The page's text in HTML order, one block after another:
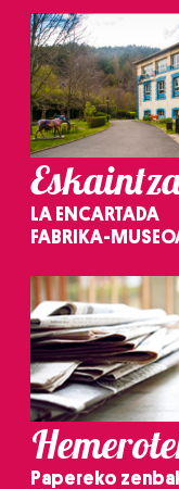
LA ENCARTADA
FABRIKA-
Papereko